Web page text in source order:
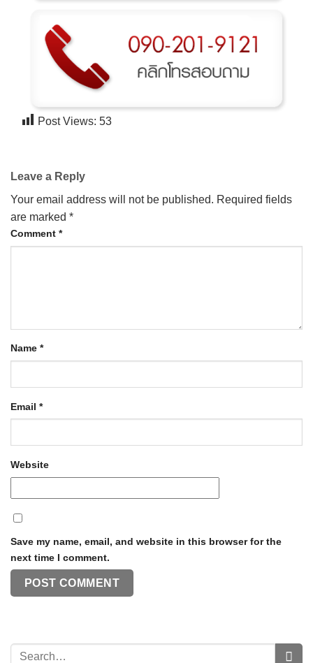
Post Views: 53
Leave a Reply
Your email address will not be published. Required fields
are marked *
Comment *
Name *
Email *
Website
Save my name, email, and website in this browser for the
next time I comment.